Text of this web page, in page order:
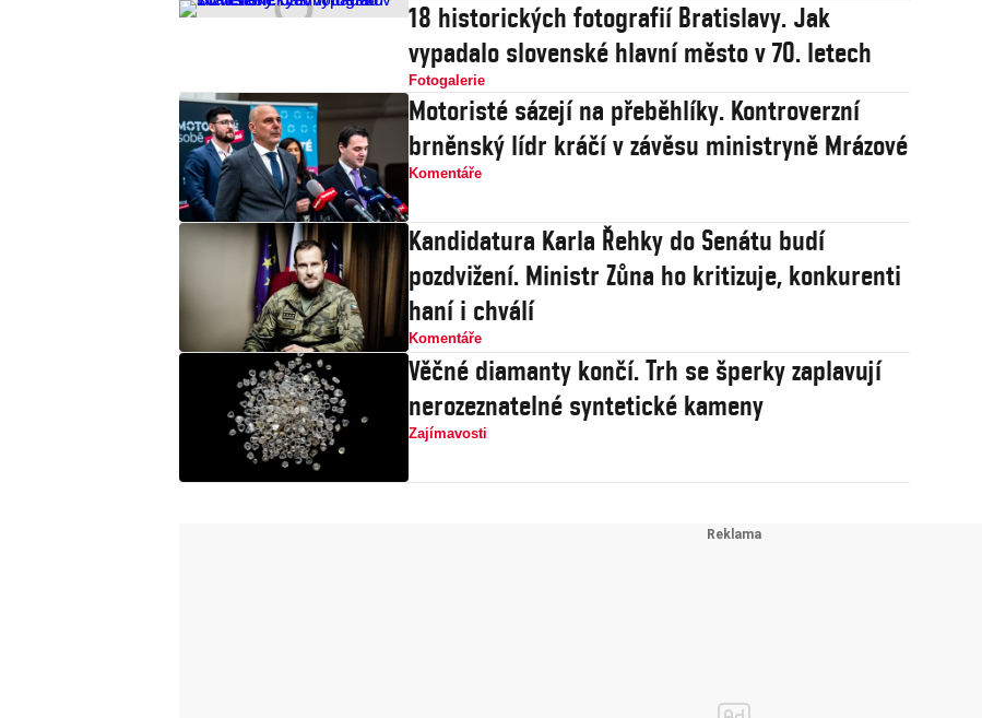
18 historických fotografií Bratislavy. Jak
vypadalo slovenské hlavní město v 70. letech
Fotogalerie
Motoristé sázejí na přeběhlíky. Kontroverzní
brněnský lídr kráčí v závěsu ministryně Mrázové
Komentáře
Kandidatura Karla Řehky do Senátu budí
pozdvižení. Ministr Zůna ho kritizuje, konkurenti
haní i chválí
Komentáře
Věčné diamanty končí. Trh se šperky zaplavují
nerozeznatelné syntetické kameny
Zajímavosti